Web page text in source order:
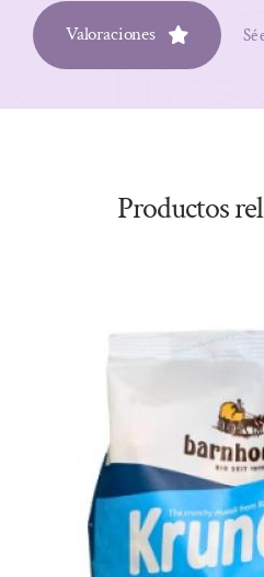
Valoraciones Sé
Productos